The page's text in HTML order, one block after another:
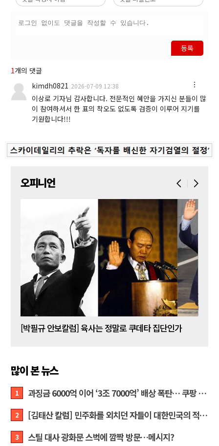
등록
1개의 댓글
kimdh0821 2026-07-09 12:38
이상로 기자님 감사합니다. 전문적인 혜안을 가지신 분들이 많
이 참여하셔서 한 표의 착오도 없도록 검증이 이루어 지기를
기원합니다!!!
오피니언
[박필규 안보칼럼] 육사는 정말로 쿠데타 집단인가
많이 본 뉴스
1 과징금 6000억 이어 ‘3조 7000억’ 배상 폭탄… 쿠팡 때리기에 한미 통상 ‘초비상’
2 [김태산 칼럼] 민주화를 외치던 자들이 대한민국의 적이고 간첩이었다
3 스틸 대사 광화문 스벅에 깜짝 방문…메시지?